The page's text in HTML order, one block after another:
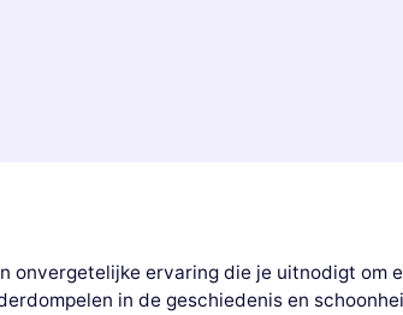
onvergetelijke ervaring die je uitnodigt om
in de geschiedenis en